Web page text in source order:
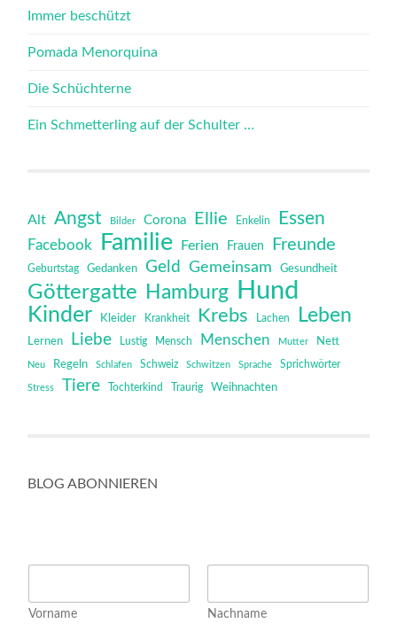
Immer beschützt
Pomada Menorquina
Die Schüchterne
Ein Schmetterling auf der Schulter …
Alt Angst Bilder Corona Ellie Enkelin Essen
Facebook Familie Ferien Frauen Freunde
Geburtstag Gedanken Geld Gemeinsam Gesundheit
Göttergatte Hamburg Hund
Kinder Kleider Krankheit Krebs Lachen Leben
Lernen Liebe Lustig Mensch Menschen Mutter Nett
Neu Regeln Schlafen Schweiz Schwitzen Sprache Sprichwörter
Stress Tiere Tochterkind Traurig Weihnachten
BLOG ABONNIEREN
N
m
e
Vorname Nachname